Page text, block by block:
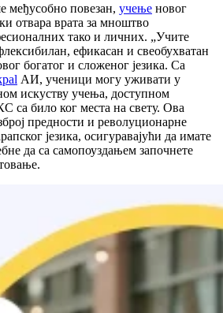
међусобно повезан, учење новог
отвара врата за мноштво
тако и личних. „Учите
ефикасан и свеобухватан
богатог и сложеног језика. Са
АИ, ученици могу уживати у
искуству учења, доступном
било ког места на свету. Ова
предности и револуционарне
језика, осигуравајући да имате
да са самопоуздањем започнете